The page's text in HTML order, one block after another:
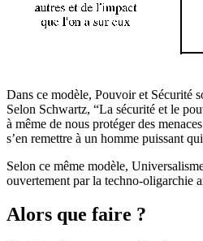
Dans ce modèle, Pouvoir et Sécurité
Selon Schwartz, “La sécurité et le
à même de nous protéger des
s’en remettre à un homme puissant
Selon ce même modèle,
ouvertement par la techno-oligarchie
Alors que faire ?